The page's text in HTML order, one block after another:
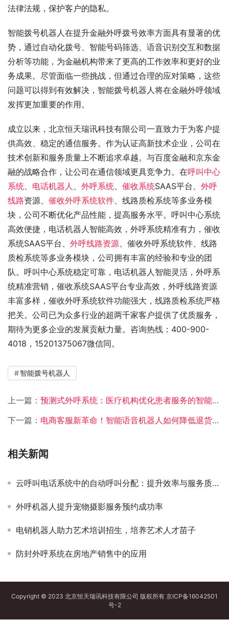
法律法规，保护客户的隐私。
智能拨号机器人在提升金融外呼拨号效率方面具有显著的优
势，通过自动化拨号、智能号码筛选、语音识别交互和数据
分析等功能，为金融机构带来了更高的工作效率和更好的业
务成果。尽管面临一些挑战，但通过合理的应对策略，这些
问题可以得到有效解决，智能拨号机器人将在金融外呼领域
发挥更加重要的作用。
成立以来，北京恒天瑞讯科技有限公司一直致力于为客户提
供高效、稳定的通信服务。作为认证高新技术企业，公司在
技术创新和服务质量上不断追求卓越。与百度金融和京东金
融的战略合作，让公司在通信领域更具竞争力。在呼叫中心
系统、 电话机器人 、 外呼系统、 催收系统SAAS平台、 外呼
线路资源、 催收外呼系统软件、线路质检系统等多业务模
块，公司不断优化产品性能，提高服务水平。呼叫中心系统
高效便捷，电话机器人智能高效，外呼系统精准有力，催收
系统SAAS平台、 外呼线路资源、催收外呼系统软件、线路
质检系统等多业务模块，公司拥有丰富的经验和专业的团
队。呼叫中心系统稳定可靠，电话机器人智能灵活，外呼系
统精准营销，催收系统SAAS平台专业高效，外呼线路资源
丰富多样，催收外呼系统软件功能强大，线路质检系统严格
把关。公司已为众多行业的超两千家客户提供了优质服务，
期待为更多企业的发展贡献力量。咨询热线：400-900-
4018，15201375067微信同。
智能拨号机器人
上一篇： 预测式外呼系统：医疗机构优化患者服务的智能引擎
下一篇： 电商客服新革命！智能语音机器人如何降低退货率？
相关新闻
云呼叫电话系统中的自动呼叫分配：提升效率与服务质量的关键
外呼机器人提升宠物摄影服务预约成功率
电销机器人助力艺术培训招生，培养艺术人才苗子
防封外呼系统在房地产销售中的应用
Copyright © 2023 北京恒天瑞讯科技有限公司 版权所有 京ICP备16042501
号-2